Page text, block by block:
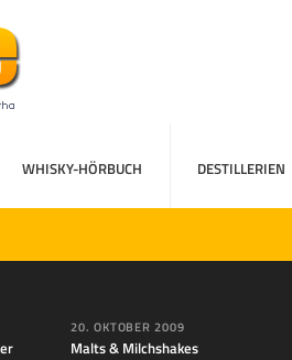
WHISKY-HÖRBUCH DESTILLERIEN
20. OKTOBER 2009
Malts & Milchshakes